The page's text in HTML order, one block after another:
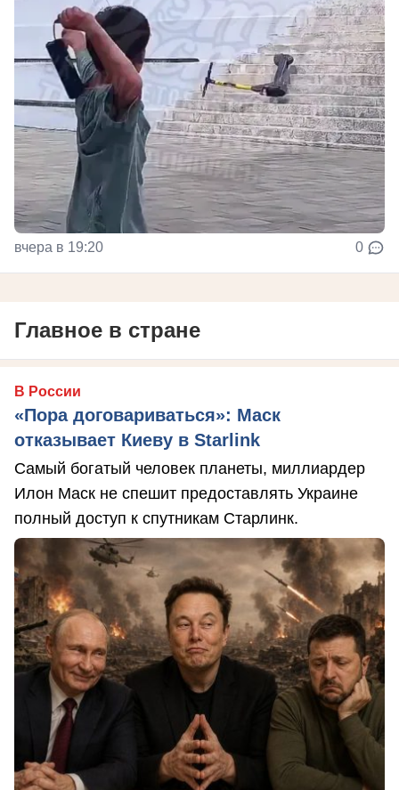
вчера в 19:20 0
Главное в стране
В России
«Пора договариваться»: Маск
отказывает Киеву в Starlink
Самый богатый человек планеты, миллиардер
Илон Маск не спешит предоставлять Украине
полный доступ к спутникам Старлинк.